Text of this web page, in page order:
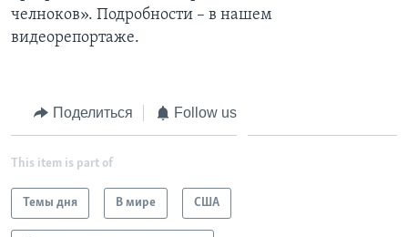
Learning English
Языки
челноков». Подробности – в нашем
видеорепортаже.
Поделиться Follow us
This item is part of
Темы дня В мире США